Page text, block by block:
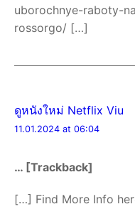
uborochnye-raboty-
rossorgo/ […]
ดูหนังใหม่ Netflix Viu
11.01.2024 at 06:04
… [Trackback]
[…] Find More Info